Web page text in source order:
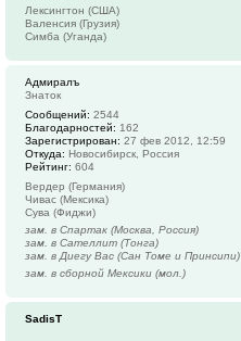
Лексингтон (США)
Валенсия (Грузия)
Симба (Уганда)
Адмиралъ
Знаток
Сообщений: 2544
Благодарностей: 162
Зарегистрирован: 27 фев 2012, 12:59
Откуда: Новосибирск, Россия
Рейтинг: 604
Вердер (Германия)
Чивас (Мексика)
Сува (Фиджи)
зам. в Спартак (Москва, Россия)
зам. в Сателлит (Тонга)
зам. в Диегу Вас (Сан Томе и Принсипи)
зам. в сборной Мексики (мол.)
SadisT